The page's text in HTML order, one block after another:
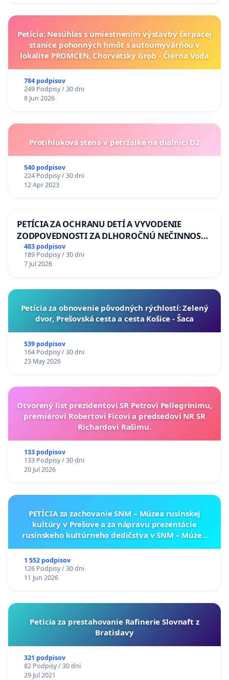
Petícia: Nesúhlas s umiestnením výstavby čerpacej
stanice pohonných hmôt s autoumyvárňou v
lokalite PROMCEN, Chorvátsky Grob - Čierna Voda
784 podpisov
249 Podpisy / 30 dni
8 Jun 2026
Protihluková stena v petržalke na dialnici D2
540 podpisov
224 Podpisy / 30 dni
12 Apr 2023
PETÍCIA ZA OCHRANU DETÍ A VYVODENIE
ZODPOVEDNOSTI ZA DLHOROČNÚ NEČINNOSŤ
A ZLYHANIE ŠTÁTU
483 podpisov
189 Podpisy / 30 dni
7 Jul 2026
​Petícia za obnovenie pôvodných rýchlostí: Zelený
dvor, Prešovská cesta a cesta Košice - Šaca
539 podpisov
164 Podpisy / 30 dni
23 May 2026
Otvorený list prezidentovi SR Petrovi Pellegrinimu,
premiérovi Robertovi Ficovi a predsedovi NR SR
Richardovi Rašimu.
133 podpisov
133 Podpisy / 30 dni
20 Jul 2026
PETÍCIA za zachovanie SNM – Múzea rusínskej
kultúry v Prešove a za nápravu prezentácie
rusínskeho kultúrneho dedičstva v SNM – Múzeu
1 552 podpisov
126 Podpisy / 30 dni
11 Jun 2026
Peticia za prestahovanie Rafinerie Slovnaft z
Bratislavy
321 podpisov
82 Podpisy / 30 dni
29 Jul 2021